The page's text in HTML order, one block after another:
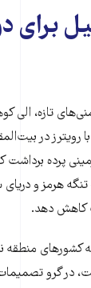
برای
تازه، الی
در
پرده برداشت
هرمز و
کاهش دهد.
کشورهای
در گرو